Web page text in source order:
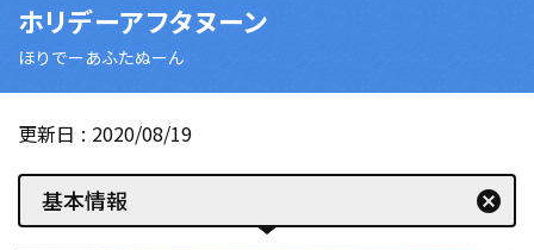
ホリデーアフタヌーン
ほりでーあふたぬーん
更新日 2020/08/19
基本情報 cancel